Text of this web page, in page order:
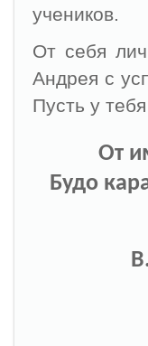
учеников.
От себя
Андрея с
Пусть у
От
Будо